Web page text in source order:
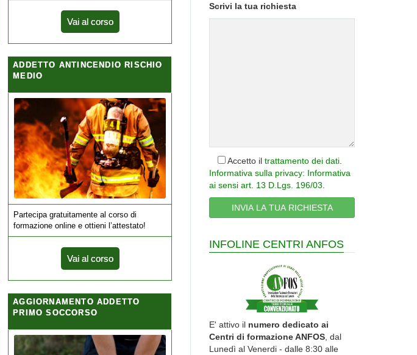
Vai al corso
ADDETTO ANTINCENDIO RISCHIO
MEDIO
Partecipa gratuitamente al corso di
formazione online e ottieni l’attestato!
Vai al corso
AGGIORNAMENTO ADDETTO
PRIMO SOCCORSO
Scrivi la tua richiesta
Accetto il trattamento dei dati
Informativa sulla privacy: Informativa
ai sensi art. 13 D.Lgs. 196/03
INFOLINE CENTRI ANFOS
E' attivo il numero dedicato ai
Centri di formazione ANFOS , dal
Lunedì al Venerdi - dalle 8:30 alle